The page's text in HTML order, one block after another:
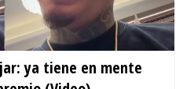
ya tiene en mente